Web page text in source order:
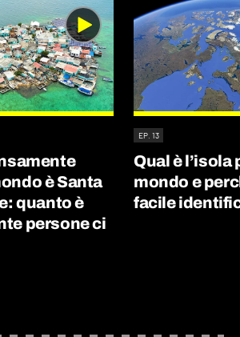
è Santa
quanto è
persone ci
EP. 13
Qual è l’isola
mondo e
facile